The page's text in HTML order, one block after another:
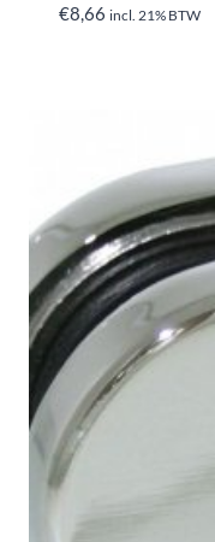
€8,66 incl. 21% BTW